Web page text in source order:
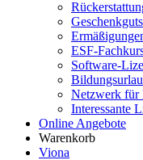
ESF-
Software-
Netzwerk für
Interessante
Online Angebote
Warenkorb
Viona